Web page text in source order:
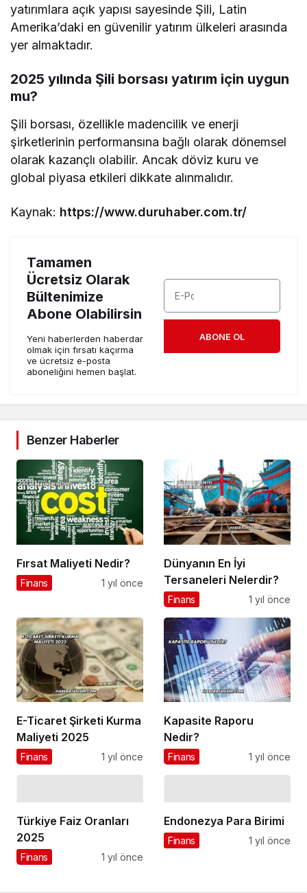
yatırımlara açık yapısı sayesinde Şili, Latin
Amerika’daki en güvenilir yatırım ülkeleri arasında
yer almaktadır.
2025 yılında Şili borsası yatırım için uygun
mu?
Şili borsası, özellikle madencilik ve enerji
şirketlerinin performansına bağlı olarak dönemsel
olarak kazançlı olabilir. Ancak döviz kuru ve
global piyasa etkileri dikkate alınmalıdır.
Kaynak: https://www.duruhaber.com.tr/
Tamamen
Ücretsiz Olarak
Bültenimize
Abone Olabilirsin
Yeni haberlerden haberdar
olmak için fırsatı kaçırma
ve ücretsiz e-posta
aboneliğini hemen başlat.
ABONE OL
Benzer Haberler
Fırsat Maliyeti Nedir?
Finans 1 yıl önce
Dünyanın En İyi
Tersaneleri Nelerdir?
Finans 1 yıl önce
E-Ticaret Şirketi Kurma
Maliyeti 2025
Finans 1 yıl önce
Kapasite Raporu
Nedir?
Finans 1 yıl önce
Türkiye Faiz Oranları
2025
Finans 1 yıl önce
Endonezya Para Birimi
Finans 1 yıl önce